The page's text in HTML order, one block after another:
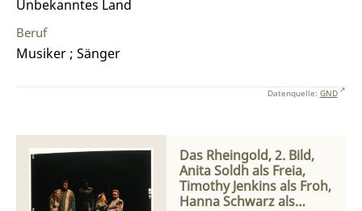
Unbekanntes Land
Beruf
Musiker ; Sänger
Datenquelle: GND
Das Rheingold, 2. Bild,
Anita Soldh als Freia,
Timothy Jenkins als Froh,
Hanna Schwarz als